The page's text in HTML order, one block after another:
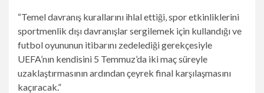
“Temel davranış kurallarını ihlal ettiği, spor etkinliklerini
sportmenlik dışı davranışlar sergilemek için kullandığı ve
futbol oyununun itibarını zedelediği gerekçesiyle
UEFA’nın kendisini 5 Temmuz’da iki maç süreyle
uzaklaştırmasının ardından çeyrek final karşılaşmasını
kaçıracak.”